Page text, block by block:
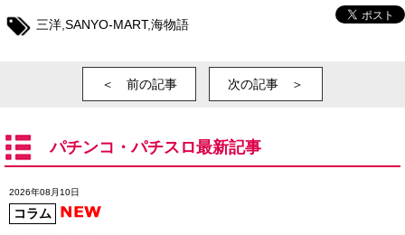
三洋 SANYO-MART,海物語
＜ 前の記事 次の記事 ＞
パチンコ・パチスロ最新記事
2026年08月10日
コラム